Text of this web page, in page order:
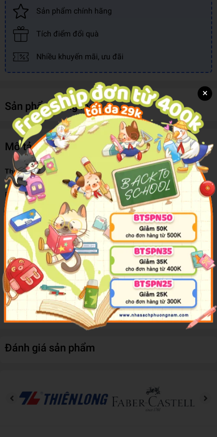
Sản phẩm chính hãng
Tích điểm đổi quà
Nhiều khuyến mãi, ưu đãi
Sản phẩm cùng loại
Mô tả sản phẩm
The Big Human Body Activity Book
Part of Buster's brand-new 'Big Activity Book' series and packed
with 70 puzzles and games, The Big Human Body Activity Book is
bursting with fun and fact-filled activities for inquisitive kids.
This innovative activity book includes brain-training memory games,
intestine mazes, spot-the-difference searches, odd-one-out puzzles
and so much more. Each puzzle explores a different part of the
body and includes lots of fun facts to discover along the way.
Children can find out about everything from where to find the
smallest bone in the body to when you are most likely to need a
poo.
Đánh giá sản phẩm
×